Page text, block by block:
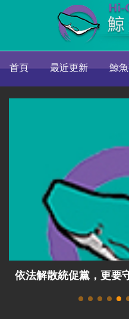
首頁 最近更新 鯨
依法解散統促黨，更要